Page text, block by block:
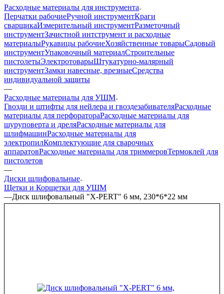
Расходные материалы для инструмента
Перчатки рабочиеРучной инструментКраги
сварщикаИзмерительный инструментРазметочный
инструментЗачистной интструмент и расходные
материалыРукавицы рабочиеХозяйственные товарыСадовый
инструментУпаковочный материалСтроительные
пистолетыЭлектротоварыШтукатурно-малярный
инструментЗамки навесные, врезныеСредства
индивидуальной защиты
—
Расходные материалы для УШМ
Гвозди и штифты для нейлера и гвоздезабивателяРасходные
материалы для перфоратораРасходные материалы для
шуруповерта и дреляРасходные материалы для
шлифмашинРасходные материалы для
электропилКомплектующие для сварочных
аппаратовРасходные материалы для триммеровТермоклей для
пистолетов
—
Диски шлифовальные
Щетки и Корщетки для УШМ
—Диск шлифовальный "X-PERT" 6 мм, 230*6*22 мм